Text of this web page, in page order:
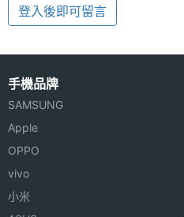
登入後即可留言
手機品牌
SAMSUNG
Apple
OPPO
vivo
小米